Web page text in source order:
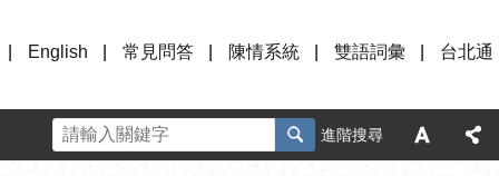
English 常見問答 陳情系統 雙語詞彙 台北通
進階搜尋